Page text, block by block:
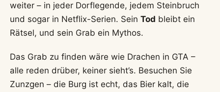
weiter – in jeder Dorflegende, jedem Steinbruch
und sogar in Netflix-Serien. Sein Tod bleibt ein
Rätsel, und sein Grab ein Mythos.
Das Grab zu finden wäre wie Drachen in GTA –
alle reden drüber, keiner sieht’s. Besuchen Sie
Zunzgen – die Burg ist echt, das Bier kalt, die